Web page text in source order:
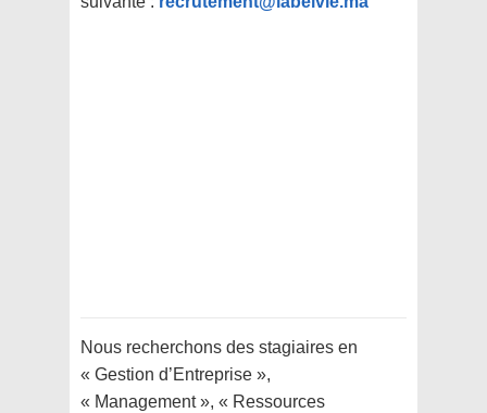
Nous recherchons des stagiaires en
« Gestion d’Entreprise »,
« Management », « Ressources